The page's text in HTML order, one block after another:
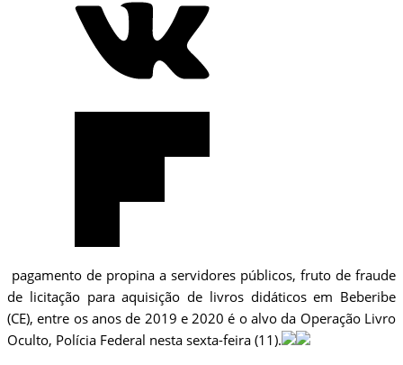
pagamento de propina a servidores públicos, fruto de fraude
de licitação para aquisição de livros didáticos em Beberibe
(CE), entre os anos de 2019 e 2020 é o alvo da Operação Livro
Oculto, Polícia Federal nesta sexta-feira (11).